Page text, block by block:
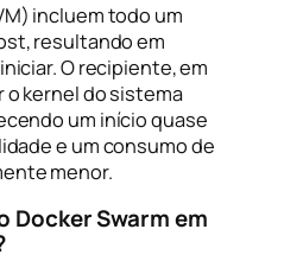
incluem todo um
resultando em
O recipiente, em
kernel do sistema
um início quase
e um consumo de
menor.
Docker Swarm em